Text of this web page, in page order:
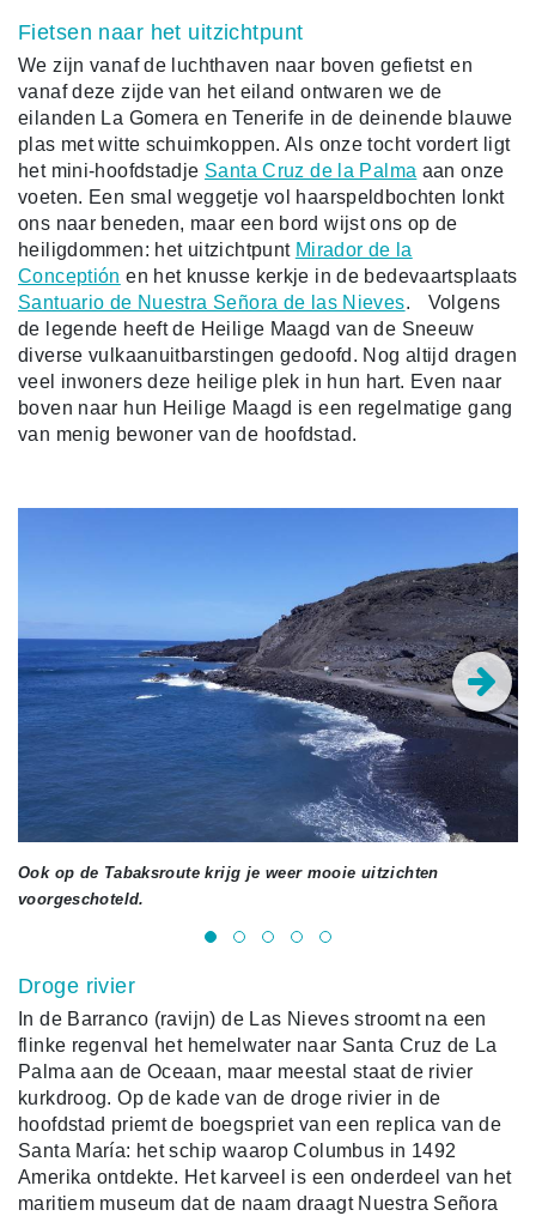
Fietsen naar het uitzichtpunt
We zijn vanaf de luchthaven naar boven gefietst en
vanaf deze zijde van het eiland ontwaren we de
eilanden La Gomera en Tenerife in de deinende blauwe
plas met witte schuimkoppen. Als onze tocht vordert ligt
het mini-hoofdstadje Santa Cruz de la Palma aan onze
voeten. Een smal weggetje vol haarspeldbochten lonkt
ons naar beneden, maar een bord wijst ons op de
heiligdommen: het uitzichtpunt Mirador de la
Conceptión en het knusse kerkje in de bedevaartsplaats
Santuario de Nuestra Señora de las Nieves. Volgens
de legende heeft de Heilige Maagd van de Sneeuw
diverse vulkaanuitbarstingen gedoofd. Nog altijd dragen
veel inwoners deze heilige plek in hun hart. Even naar
boven naar hun Heilige Maagd is een regelmatige gang
van menig bewoner van de hoofdstad.
Ook op de Tabaksroute krijg je weer mooie uitzichten
voorgeschoteld.
Droge rivier
In de Barranco (ravijn) de Las Nieves stroomt na een
flinke regenval het hemelwater naar Santa Cruz de La
Palma aan de Oceaan, maar meestal staat de rivier
kurkdroog. Op de kade van de droge rivier in de
hoofdstad priemt de boegspriet van een replica van de
Santa María: het schip waarop Columbus in 1492
Amerika ontdekte. Het karveel is een onderdeel van het
maritiem museum dat de naam draagt Nuestra Señora